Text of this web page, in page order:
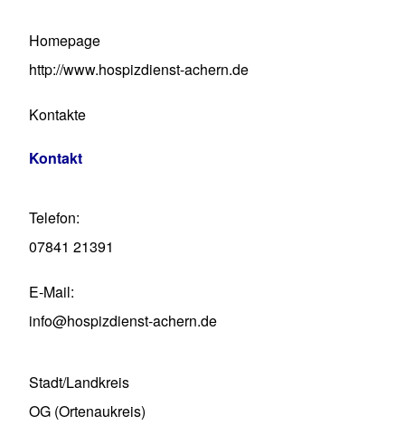
Homepage
http://www.hospizdienst-achern.de
Kontakte
Kontakt
Telefon
07841 21391
E-Mail
info@hospizdienst-achern.de
Stadt/Landkreis
OG (Ortenaukreis)